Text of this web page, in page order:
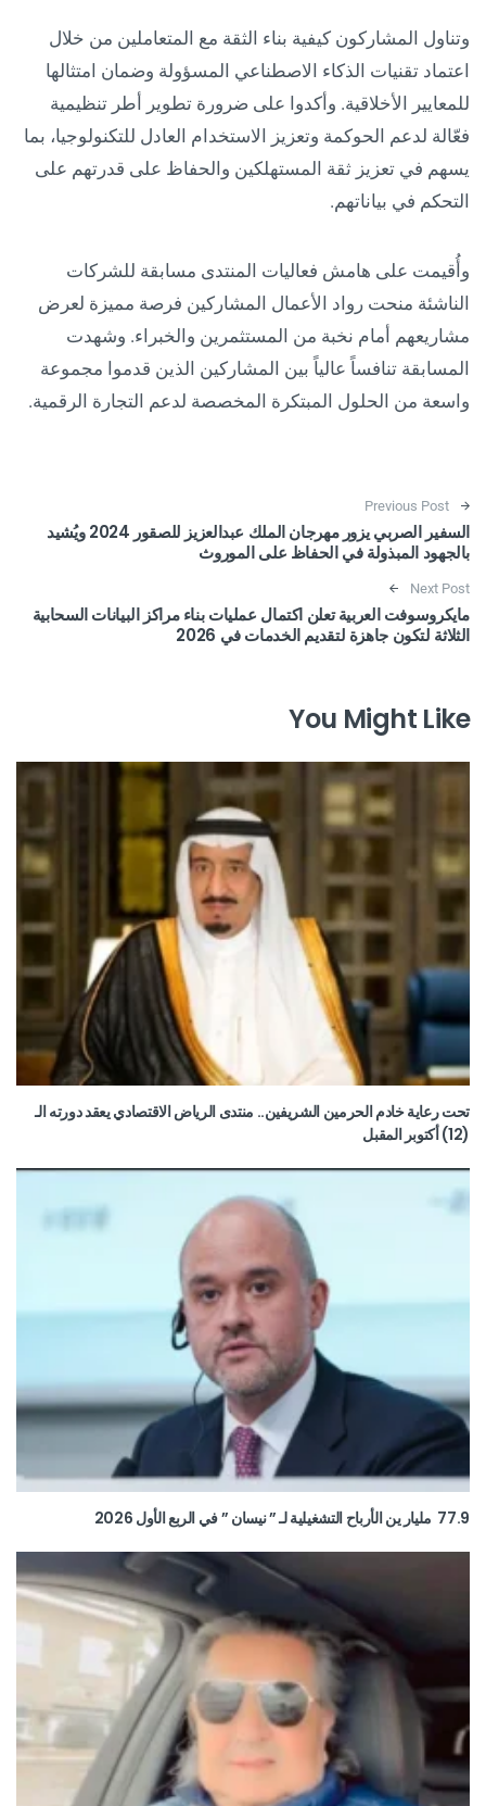
وتناول المشاركون كيفية بناء الثقة مع المتعاملين من خلال
اعتماد تقنيات الذكاء الاصطناعي المسؤولة وضمان امتثالها
للمعايير الأخلاقية. وأكدوا على ضرورة تطوير أطر تنظيمية
فعّالة لدعم الحوكمة وتعزيز الاستخدام العادل للتكنولوجيا، بما
يسهم في تعزيز ثقة المستهلكين والحفاظ على قدرتهم على
التحكم في بياناتهم.
وأُقيمت على هامش فعاليات المنتدى مسابقة للشركات
الناشئة منحت رواد الأعمال المشاركين فرصة مميزة لعرض
مشاريعهم أمام نخبة من المستثمرين والخبراء. وشهدت
المسابقة تنافساً عالياً بين المشاركين الذين قدموا مجموعة
واسعة من الحلول المبتكرة المخصصة لدعم التجارة الرقمية.
Post navigation
Previous Post
السفير الصربي يزور مهرجان الملك عبدالعزيز للصقور 2024 ويُشيد
بالجهود المبذولة في الحفاظ على الموروث
Next Post
مايكروسوفت العربية تعلن اكتمال عمليات بناء مراكز البيانات السحابية
الثلاثة لتكون جاهزة لتقديم الخدمات في 2026
You Might Like
تحت رعاية خادم الحرمين الشريفين.. منتدى الرياض الاقتصادي يعقد دورته الـ
(12) أكتوبر المقبل
77.9 مليار ين الأرباح التشغيلية لـ ” نيسان ” في الربع الأول 2026